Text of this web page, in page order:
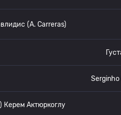
(A. Carreras)
Serginho
Керем Актюркоглу